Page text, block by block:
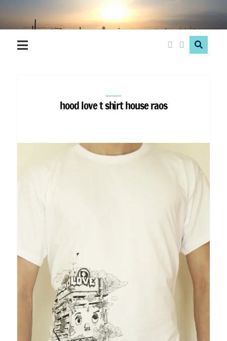
Hood
hood love t shirt house raos